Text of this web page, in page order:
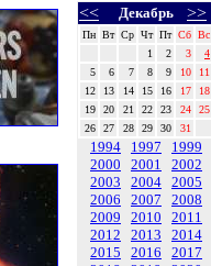
<< Декабрь >>
Пн Вт Ср Чт Пт Сб Вс
1
2 3
4
5
6 7 8 9 10
11
12
13 14 15 16 17
18
19
20 21 22 23 24
25
26
27 28 29 30 31
1994 1997
1999
2000
2001
2002
2003
2004 2005
2006
2007
2008
2009
2010
2011
2012
2013
2014
2015
2016
2017